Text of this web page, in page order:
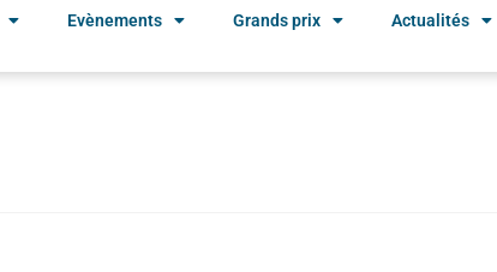
Evènements Grands prix Actualités